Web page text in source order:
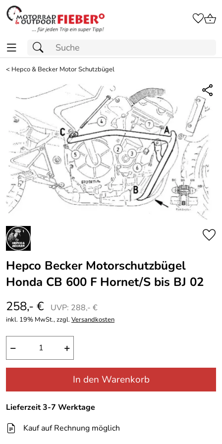
< Hepco & Becker Motor Schutzbügel
Hepco Becker Motorschutzbügel
Honda CB 600 F Hornet/S bis BJ 02
258,- €
UVP: 288,- €
inkl. 19% MwSt., zzgl.Versandkosten
− +
In den Warenkorb
Lieferzeit 3-7 Werktage
Kauf auf Rechnung möglich